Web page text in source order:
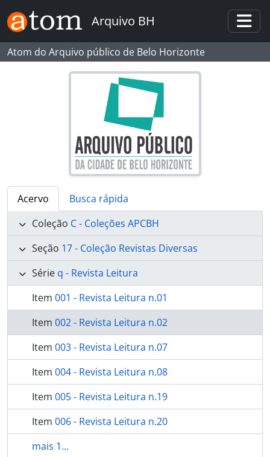
Skip to main content
Arquivo BH
Atom do Arquivo público de Belo Horizonte
Acervo
Busca rápida
Coleção C - Coleções APCBH
Seção 17 - Coleção Revistas Diversas
Série q - Revista Leitura
Item 001 - Revista Leitura n.01
Item 002 - Revista Leitura n.02
Item 003 - Revista Leitura n.07
Item 004 - Revista Leitura n.08
Item 005 - Revista Leitura n.19
Item 006 - Revista Leitura n.20
mais 1...